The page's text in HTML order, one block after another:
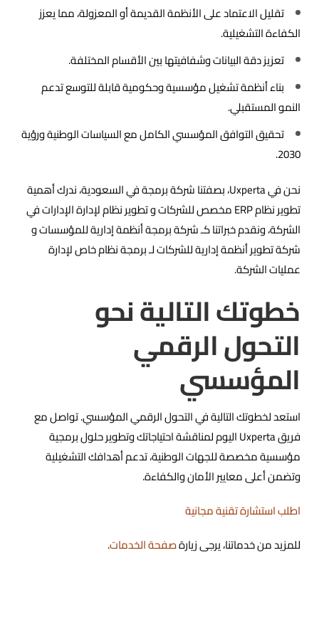
تقليل الاعتماد على الأنظمة القديمة أو المعزولة، مما يعزز
الكفاءة التشغيلية.
تعزيز دقة البيانات وشفافيتها بين الأقسام المختلفة.
بناء أنظمة تشغيل مؤسسية وحكومية قابلة للتوسع تدعم
النمو المستقبلي.
تحقيق التوافق المؤسسي الكامل مع السياسات الوطنية ورؤية
2030.
نحن في Uxperta، بصفتنا شركة برمجة في السعودية، ندرك أهمية
تطوير نظام ERP مخصص للشركات و تطوير نظام لإدارة الإدارات في
الشركة، ونقدم خبراتنا كـ شركة برمجة أنظمة إدارية للمؤسسات و
شركة تطوير أنظمة إدارية للشركات لـ برمجة نظام خاص لإدارة
عمليات الشركة.
خطوتك التالية نحو
التحول الرقمي
المؤسسي
استعد لخطوتك التالية في التحول الرقمي المؤسسي. تواصل مع
فريق Uxperta اليوم لمناقشة احتياجاتك وتطوير حلول برمجية
مؤسسية مخصصة للجهات الوطنية، تدعم أهدافك التشغيلية
وتضمن أعلى معايير الأمان والكفاءة.
اطلب استشارة تقنية مجانية
للمزيد من خدماتنا، يرجى زيارةصفحة الخدمات.